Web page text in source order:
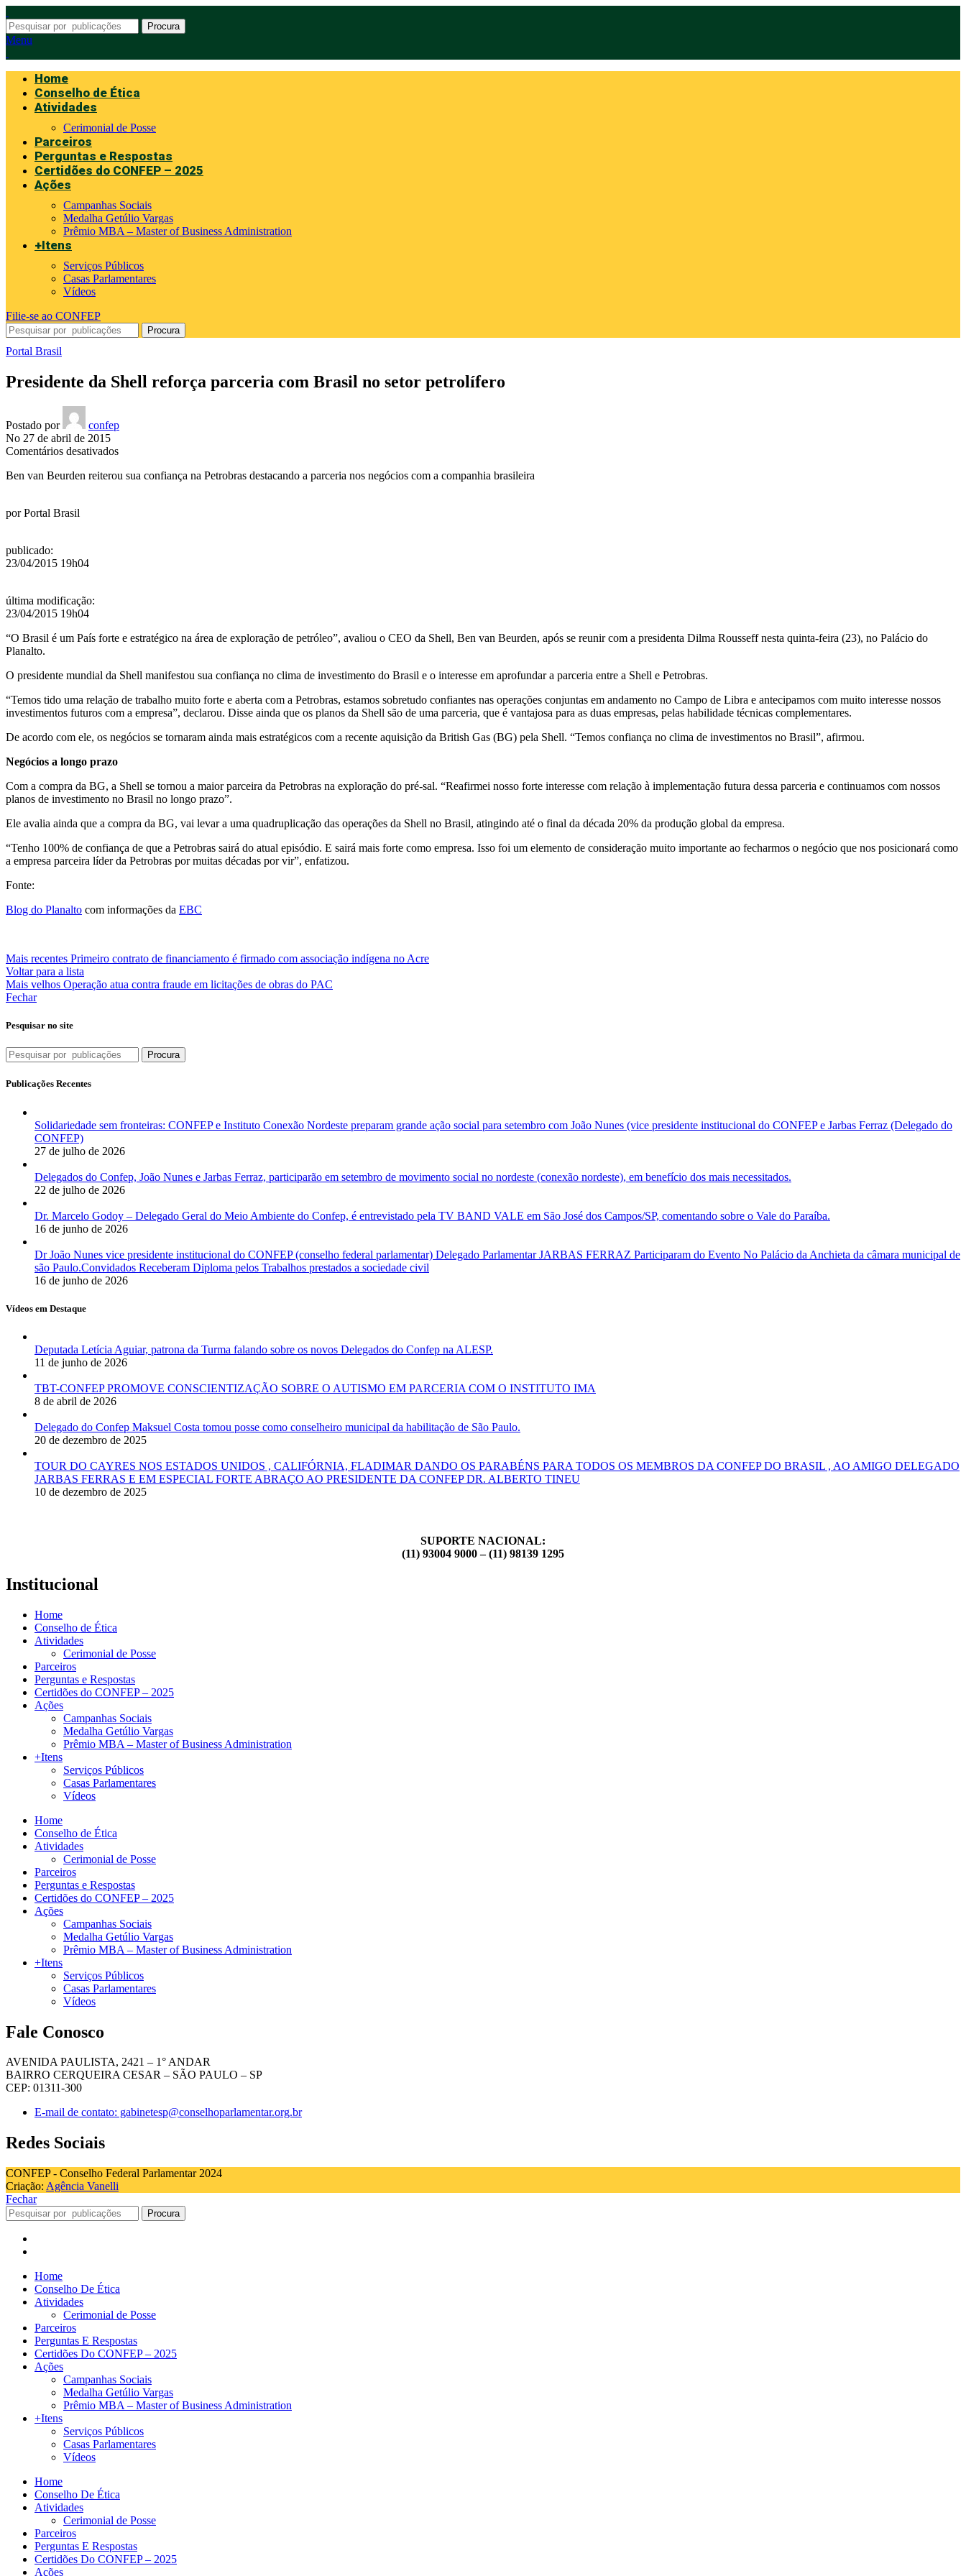
Procura
Menu
Home
Conselho de Ética
Atividades
Cerimonial de Posse
Parceiros
Perguntas e Respostas
Certidões do CONFEP – 2025
Ações
Campanhas Sociais
Medalha Getúlio Vargas
Prêmio MBA – Master of Business Administration
+Itens
Serviços Públicos
Casas Parlamentares
Vídeos
Filie-se ao CONFEP
Procura
Portal Brasil
Presidente da Shell reforça parceria com Brasil no setor petrolífero
Postado por
confep
No 27 de abril de 2015
Comentários desativadosem
da
Ben van Beurden reiterou sua confiança na Petrobras destacando a parceria nos negócios com a companhia brasileira
porPortal Brasil
publicado:
23/04/2015 19h04
última modificação:
23/04/2015 19h04
“O Brasil é um País forte e estratégico na área de exploração de petróleo”, avaliou o CEO da Shell, Ben van Beurden, após se reunir com a presidenta Dilma Rousseff nesta quinta-feira (23), no Palácio do
Planalto.
O presidente mundial da Shell manifestou sua confiança no clima de investimento do Brasil e o interesse em aprofundar a parceria entre a Shell e Petrobras.
“Temos tido uma relação de trabalho muito forte e aberta com a Petrobras, estamos sobretudo confiantes nas operações conjuntas em andamento no Campo de Libra e antecipamos com muito interesse nossos
investimentos futuros com a empresa”, declarou. Disse ainda que os planos da Shell são de uma parceria, que é vantajosa para as duas empresas, pelas habilidade técnicas complementares.
De acordo com ele, os negócios se tornaram ainda mais estratégicos com a recente aquisição da British Gas (BG) pela Shell. “Temos confiança no clima de investimentos no Brasil”, afirmou.
Negócios a longo prazo
Com a compra da BG, a Shell se tornou a maior parceira da Petrobras na exploração do pré-sal. “Reafirmei nosso forte interesse com relação à implementação futura dessa parceria e continuamos com nossos
planos de investimento no Brasil no longo prazo”.
Ele avalia ainda que a compra da BG, vai levar a uma quadruplicação das operações da Shell no Brasil, atingindo até o final da década 20% da produção global da empresa.
“Tenho 100% de confiança de que a Petrobras sairá do atual episódio. E sairá mais forte como empresa. Isso foi um elemento de consideração muito importante ao fecharmos o negócio que nos posicionará como
a empresa parceira líder da Petrobras por muitas décadas por vir”, enfatizou.
Fonte:
Blog do Planalto com informações da EBC
Mais recentes Primeiro contrato de financiamento é firmado com associação indígena no Acre
Voltar para a lista
Mais velhos Operação atua contra fraude em licitações de obras do PAC
Fechar
Pesquisar no site
Procura
Publicações Recentes
Solidariedade sem fronteiras: CONFEP e Instituto Conexão Nordeste preparam grande ação social para setembro com João Nunes (vice presidente institucional do CONFEP e Jarbas Ferraz (Delegado do
CONFEP)
27 de julho de 2026
Delegados do Confep, João Nunes e Jarbas Ferraz, participarão em setembro de movimento social no nordeste (conexão nordeste), em benefício dos mais necessitados.
22 de julho de 2026
Dr. Marcelo Godoy – Delegado Geral do Meio Ambiente do Confep, é entrevistado pela TV BAND VALE em São José dos Campos/SP, comentando sobre o Vale do Paraíba.
16 de junho de 2026
Dr João Nunes vice presidente institucional do CONFEP (conselho federal parlamentar) Delegado Parlamentar JARBAS FERRAZ Participaram do Evento No Palácio da Anchieta da câmara municipal de
são Paulo.Convidados Receberam Diploma pelos Trabalhos prestados a sociedade civil
16 de junho de 2026
Vídeos em Destaque
Deputada Letícia Aguiar, patrona da Turma falando sobre os novos Delegados do Confep na ALESP.
11 de junho de 2026
TBT-CONFEP PROMOVE CONSCIENTIZAÇÃO SOBRE O AUTISMO EM PARCERIA COM O INSTITUTO IMA
8 de abril de 2026
Delegado do Confep Maksuel Costa tomou posse como conselheiro municipal da habilitação de São Paulo.
20 de dezembro de 2025
TOUR DO CAYRES NOS ESTADOS UNIDOS , CALIFÓRNIA, FLADIMAR DANDO OS PARABÉNS PARA TODOS OS MEMBROS DA CONFEP DO BRASIL , AO AMIGO DELEGADO
JARBAS FERRAS E EM ESPECIAL FORTE ABRAÇO AO PRESIDENTE DA CONFEP DR. ALBERTO TINEU
10 de dezembro de 2025
SUPORTE NACIONAL:
(11) 93004 9000 – (11) 98139 1295
Institucional
Home
Conselho de Ética
Atividades
Cerimonial de Posse
Parceiros
Perguntas e Respostas
Certidões do CONFEP – 2025
Ações
Campanhas Sociais
Medalha Getúlio Vargas
Prêmio MBA – Master of Business Administration
+Itens
Serviços Públicos
Casas Parlamentares
Vídeos
Home
Conselho de Ética
Atividades
Cerimonial de Posse
Parceiros
Perguntas e Respostas
Certidões do CONFEP – 2025
Ações
Campanhas Sociais
Medalha Getúlio Vargas
Prêmio MBA – Master of Business Administration
+Itens
Serviços Públicos
Casas Parlamentares
Vídeos
Fale Conosco
AVENIDA PAULISTA, 2421 – 1° ANDAR
BAIRRO CERQUEIRA CESAR – SÃO PAULO – SP
CEP: 01311-300
E-mail de contato: gabinetesp@conselhoparlamentar.org.br
Redes Sociais
CONFEP - Conselho Federal Parlamentar 2024
Criação: Agência Vanelli
Fechar
Procura
Home
Conselho De Ética
Atividades
Cerimonial de Posse
Parceiros
Perguntas E Respostas
Certidões Do CONFEP – 2025
Ações
Campanhas Sociais
Medalha Getúlio Vargas
Prêmio MBA – Master of Business Administration
+Itens
Serviços Públicos
Casas Parlamentares
Vídeos
Home
Conselho De Ética
Atividades
Cerimonial de Posse
Parceiros
Perguntas E Respostas
Certidões Do CONFEP – 2025
Ações